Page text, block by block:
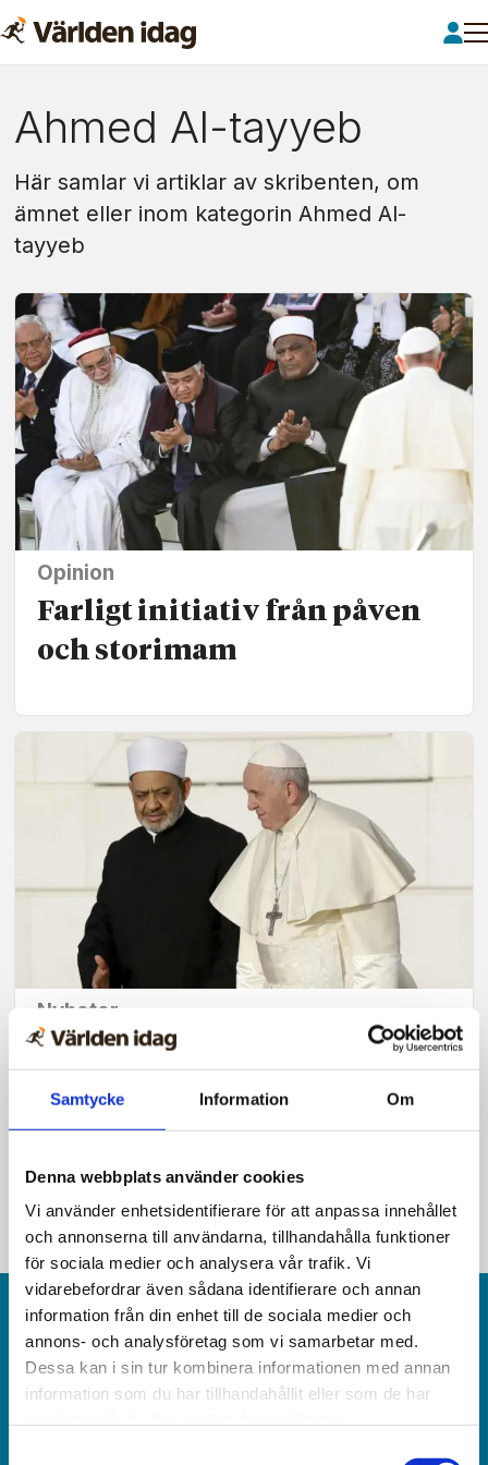
Samtycke Information Om
Denna webbplats använder cookies
Vi använder enhetsidentifierare för att anpassa innehållet
och annonserna till användarna, tillhandahålla funktioner
för sociala medier och analysera vår trafik. Vi
vidarebefordrar även sådana identifierare och annan
information från din enhet till de sociala medier och
annons- och analysföretag som vi samarbetar med.
Dessa kan i sin tur kombinera informationen med annan
information som du har tillhandahållit eller som de har
Om:
ahmed
al-
tayyeb
Ahmed Al-tayyeb
Här samlar vi artiklar av skribenten, om
ämnet eller inom kategorin Ahmed Al-
tayyeb
Opinion
Farligt initiativ från påven
och storimam
Nyheter
Interreligiös bön mot
coronavirus ifrågasätts
Världen idag är en rikstäckande
och obunden nyhets­­­tidning på kristen grund.